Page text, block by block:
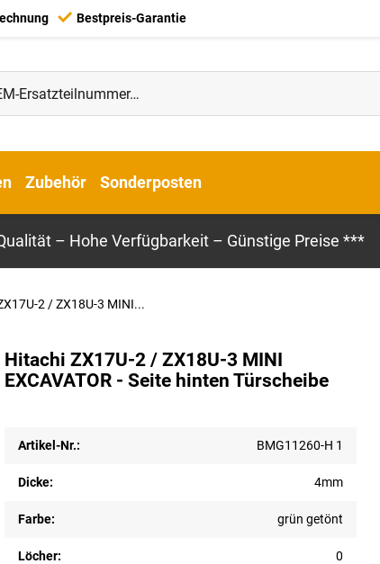
Bestpreis-Garantie
Zubehör Sonderposten
– Hohe Verfügbarkeit – Günstige Preise ***
2 / ZX18U-3 MINI...
Hitachi ZX17U-2 / ZX18U-3 MINI
EXCAVATOR - Seite hinten Türscheibe
Artikel-Nr.: BMG11260-H 1
Dicke: 4mm
Farbe: grün getönt
Löcher: 0